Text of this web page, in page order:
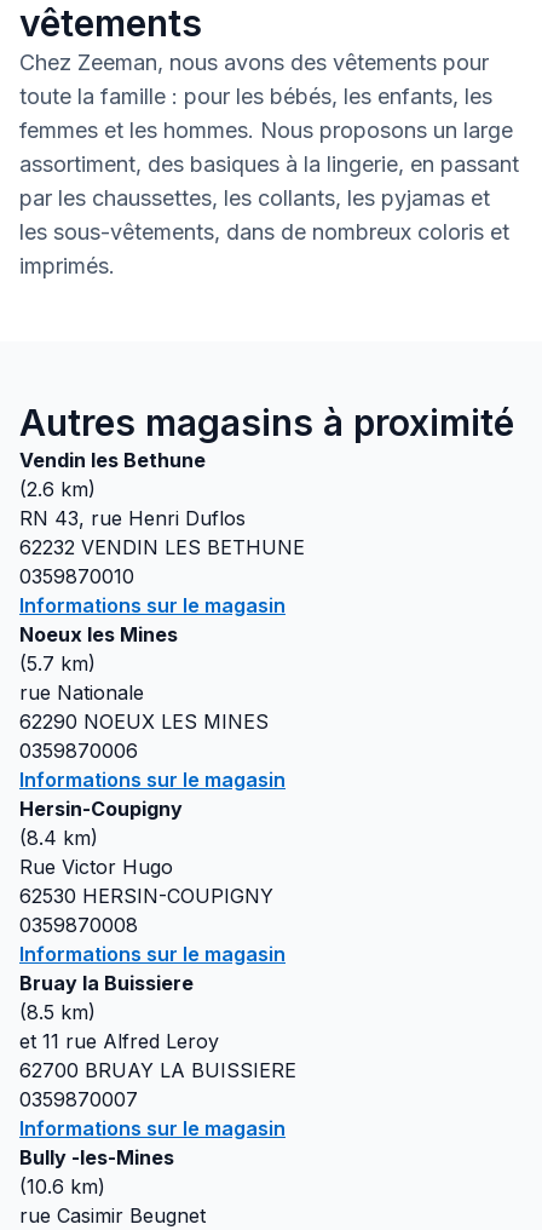
vêtements
Chez Zeeman, nous avons des vêtements pour
toute la famille : pour les bébés, les enfants, les
femmes et les hommes. Nous proposons un large
assortiment, des basiques à la lingerie, en passant
par les chaussettes, les collants, les pyjamas et
les sous-vêtements, dans de nombreux coloris et
imprimés.
Autres magasins à proximité
Vendin les Bethune
(2.6 km)
RN 43, rue Henri Duflos
62232 VENDIN LES BETHUNE
0359870010
Informations sur le magasin
Noeux les Mines
(5.7 km)
rue Nationale
62290 NOEUX LES MINES
0359870006
Informations sur le magasin
Hersin-Coupigny
(8.4 km)
Rue Victor Hugo
62530 HERSIN-COUPIGNY
0359870008
Informations sur le magasin
Bruay la Buissiere
(8.5 km)
et 11 rue Alfred Leroy
62700 BRUAY LA BUISSIERE
0359870007
Informations sur le magasin
Bully -les-Mines
(10.6 km)
rue Casimir Beugnet